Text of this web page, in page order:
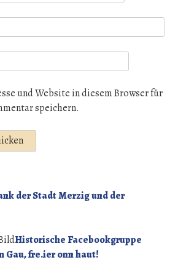
und Website in diesem Browser für
speichern.
der Stadt Merzig und der
Historische Facebookgruppe
Gau, fre.ier onn haut!